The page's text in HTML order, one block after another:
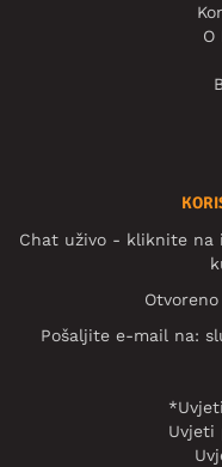
O
Chat uživo - kliknite na
Pošaljite e-mail na:
Uvjeti